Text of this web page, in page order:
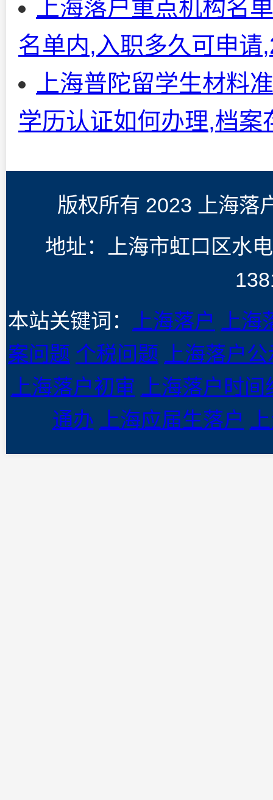
上海落户重点机构名
名单内,入职多久可申
上海普陀留学生材料
学历认证如何办理,档案
版权所有 2023 上海落
地址：上海市虹口区水
本站关键词：
上海落户
上
案问题 个税问题
上海落户
上海落户初审
上海落户时间
通办
上海应届生落户